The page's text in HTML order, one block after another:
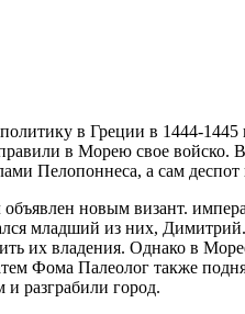
в Греции в 1444-
в Морею свое
Пелопоннеса, а сам
новым визант.
младший из них,
владения. Однако в
Фома Палеолог также
разграбили город.